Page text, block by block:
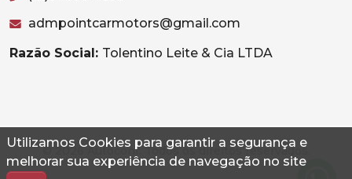
Utilizamos Cookies para garantir a segurança e
melhorar sua experiência de navegação no site
admpointcarmotors@gmail.com
Razão Social: Tolentino Leite & Cia LTDA
© 2026 Autoconf. Todos os direitos reservados.